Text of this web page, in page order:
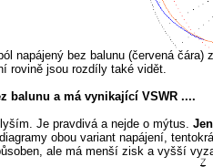
napájený bez balunu (červená
rovině jsou rozdíly také vidět.
balunu a má vynikající VSWR ....
Je pravdivá a nejde o mýtus.
obou variant napájení,
ale má menší zisk a vyšší